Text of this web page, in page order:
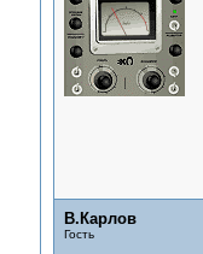
В.Карлов
Гость